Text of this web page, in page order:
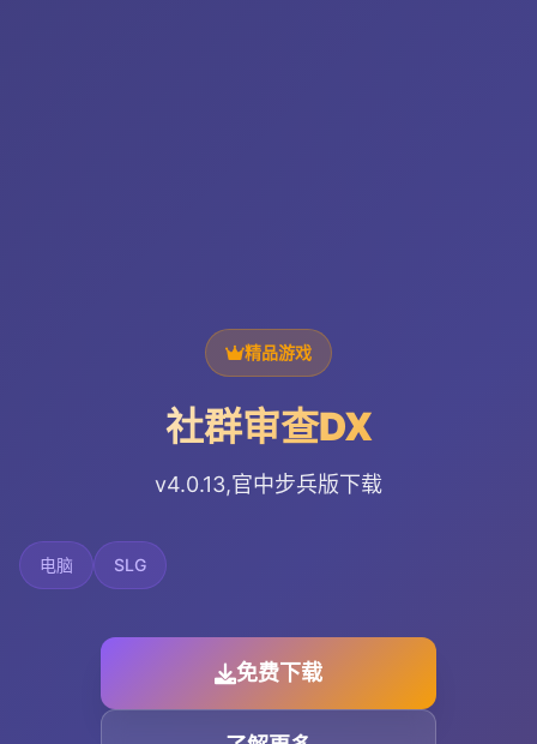
精品游戏
社群审查DX
v4.0.13,官中步兵版下载
电脑 SLG
免费下载